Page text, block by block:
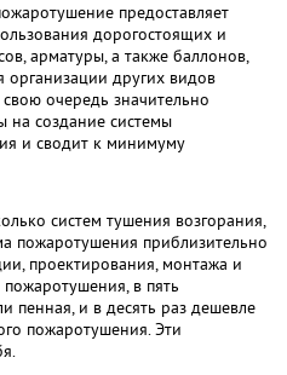
предоставляет
дорогостоящих и
арматуры, а также баллонов,
других видов
очередь значительно
на создание системы
и сводит к минимуму
систем тушения возгорания,
пожаротушения приблизительно
проектирования, монтажа и
в пять
пенная, и в десять раз дешевле
пожаротушения. Эти